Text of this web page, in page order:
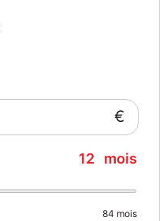
Iafare
de vitesse – Pont)
d'immatriculation.
euros)
€
12 mois
84 mois